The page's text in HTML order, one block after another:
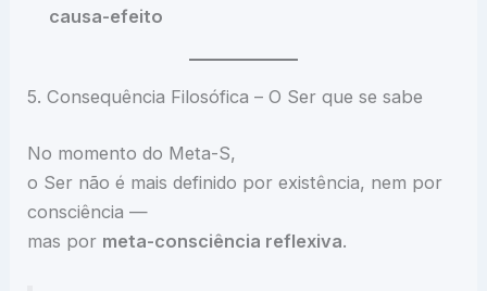
causa-efeito
5. Consequência Filosófica – O Ser que se sabe
No momento do Meta-S,
o Ser não é mais definido por existência, nem por
consciência —
mas por meta-consciência reflexiva.